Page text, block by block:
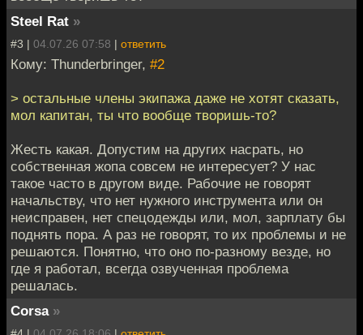
Steel Rat »
#3 | 04.07.26 07:58 | ответить
Кому: Thunderbringer, #2
> остальные члены экипажа даже не хотят сказать,
мол капитан, ты что вообще творишь-то?
Жесть какая. Допустим на других насрать, но
собственная жопа совсем не интересует? У нас
такое часто в другом виде. Рабочие не говорят
начальству, что нет нужного инструмента или он
неисправен, нет спецодежды или, мол, зарплату бы
поднять пора. А раз не говорят, то их проблемы и не
решаются. Понятно, что оно по-разному везде, но
где я работал, всегда озвученная проблема
решалась.
Corsa »